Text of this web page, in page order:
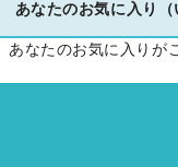
あなたのお気に入り（
あなたのお気に入りが